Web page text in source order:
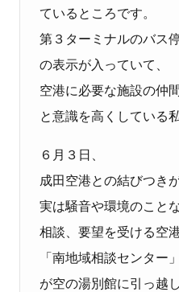
ているところです。
第３ターミナルのバス
の表示が入っていて、
空港に必要な施設の仲
と意識を高くしている
６月３日、
成田空港との結びつき
実は騒音や環境のこと
相談、要望を受ける空
「南地域相談センター」
が空の湯別館に引っ越